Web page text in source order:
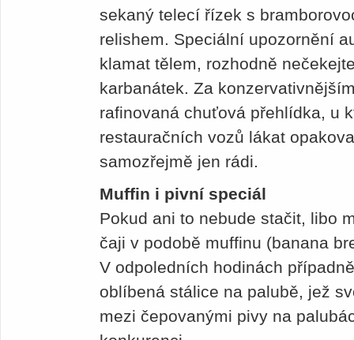
sekaný telecí řízek s
relishem. Speciální upozornění
klamat tělem, rozhodně
karbanátek. Za
rafinovaná chuťová přehlídka, u
restauračních vozů lákat
samozřejmě jen rádi.
Muffin i pivní speciál
Pokud ani to nebude stačit, libo
čaji v podobě muffinu (banana
V odpoledních hodinách
oblíbená stálice na palubě, jež
mezi čepovanými pivy na